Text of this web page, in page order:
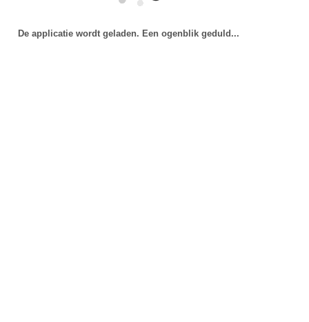
De applicatie wordt geladen. Een ogenblik geduld...